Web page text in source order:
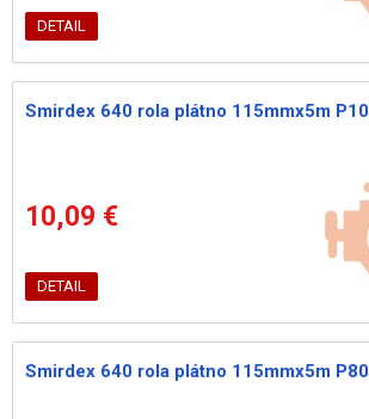
DETAIL
Smirdex 640 rola plátno 115mmx5m
10,09 €
DETAIL
Smirdex 640 rola plátno 115mmx5m P80